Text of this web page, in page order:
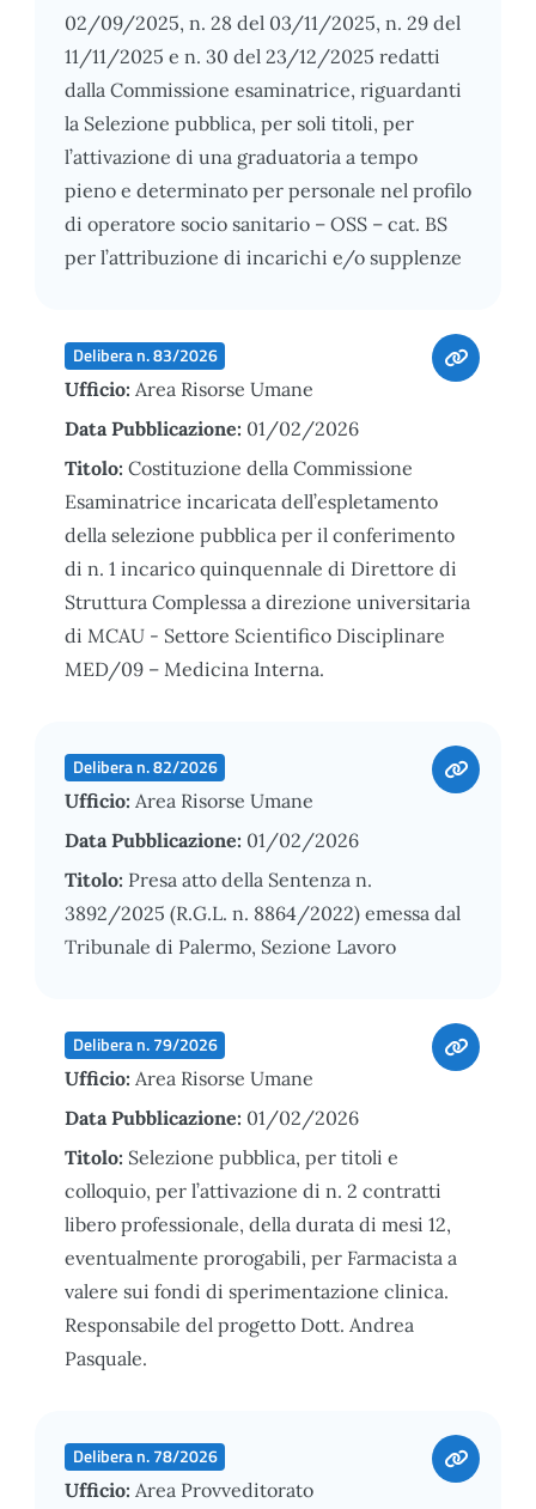
02/09/2025, n. 28 del 03/11/2025, n. 29 del
11/11/2025 e n. 30 del 23/12/2025 redatti
dalla Commissione esaminatrice, riguardanti
la Selezione pubblica, per soli titoli, per
l’attivazione di una graduatoria a tempo
pieno e determinato per personale nel profilo
di operatore socio sanitario – OSS – cat. BS
per l’attribuzione di incarichi e/o supplenze
Delibera n. 83/2026
Ufficio: Area Risorse Umane
Data Pubblicazione: 01/02/2026
Titolo: Costituzione della Commissione
Esaminatrice incaricata dell’espletamento
della selezione pubblica per il conferimento
di n. 1 incarico quinquennale di Direttore di
Struttura Complessa a direzione universitaria
di MCAU - Settore Scientifico Disciplinare
MED/09 – Medicina Interna.
Delibera n. 82/2026
Ufficio: Area Risorse Umane
Data Pubblicazione: 01/02/2026
Titolo: Presa atto della Sentenza n.
3892/2025 (R.G.L. n. 8864/2022) emessa dal
Tribunale di Palermo, Sezione Lavoro
Delibera n. 79/2026
Ufficio: Area Risorse Umane
Data Pubblicazione: 01/02/2026
Titolo: Selezione pubblica, per titoli e
colloquio, per l’attivazione di n. 2 contratti
libero professionale, della durata di mesi 12,
eventualmente prorogabili, per Farmacista a
valere sui fondi di sperimentazione clinica.
Responsabile del progetto Dott. Andrea
Pasquale.
Delibera n. 78/2026
Ufficio: Area Provveditorato